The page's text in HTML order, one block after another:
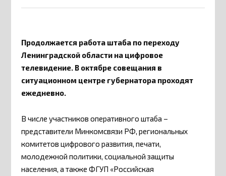
Продолжается работа штаба по переходу
Ленинградской области на цифровое
телевидение. В октябре совещания в
ситуационном центре губернатора проходят
ежедневно.
В числе участников оперативного штаба –
представители Минкомсвязи РФ, региональных
комитетов цифрового развития, печати,
молодежной политики, социальной защиты
населения, а также ФГУП «Российская